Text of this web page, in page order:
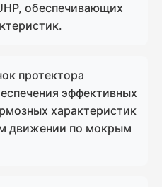
обеспечивающих
протектора
эффективных
характеристик
движении по мокрым